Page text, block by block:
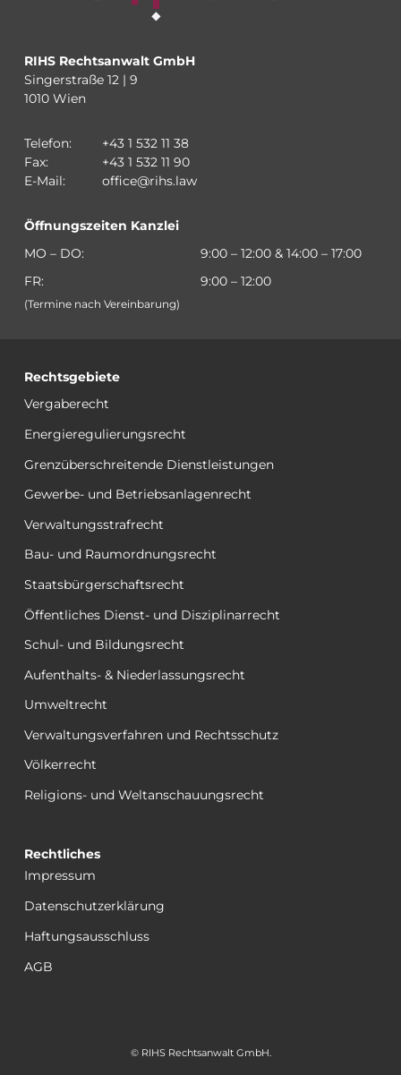
RIHS Rechtsanwalt GmbH
Singerstraße 12 | 9
1010 Wien
Telefon:
+43 1 532 11 38
Fax:
+43 1 532 11 90
E-Mail:
office@rihs.law
Öffnungszeiten Kanzlei
MO – DO:
9:00 – 12:00 & 14:00 – 17:00
FR:
9:00 – 12:00
(Termine nach Vereinbarung)
Rechtsgebiete
Vergaberecht
Energieregulierungsrecht
Grenzüberschreitende Dienstleistungen
Gewerbe- und Betriebsanlagenrecht
Verwaltungsstrafrecht
Bau- und Raumordnungsrecht
Staatsbürgerschaftsrecht
Öffentliches Dienst- und Disziplinarrecht
Schul- und Bildungsrecht
Aufenthalts- & Niederlassungsrecht
Umweltrecht
Verwaltungsverfahren und Rechtsschutz
Völkerrecht
Religions- und Weltanschauungsrecht
Rechtliches
Impressum
Datenschutzerklärung
Haftungsausschluss
AGB
© RIHS Rechtsanwalt GmbH.